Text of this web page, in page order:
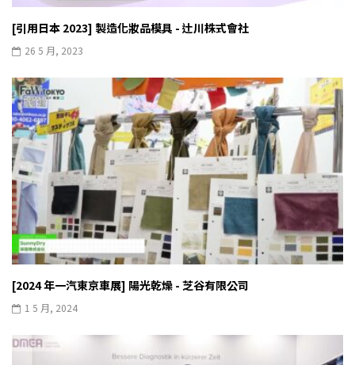
[引用日本 2023] 製造化妝品模具 - 辻川株式會社
26 5 月, 2023
[2024 年一汽東京車展] 陽光乾燥 - 芝谷有限公司
1 5 月, 2024